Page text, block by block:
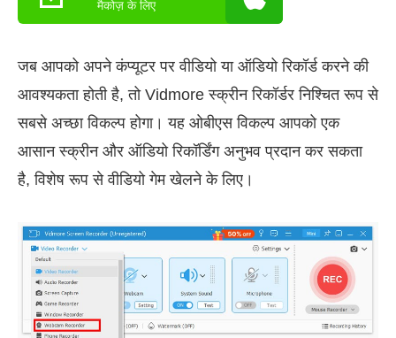
मैकोज़ के लिए
जब आपको अपने कंप्यूटर पर वीडियो या ऑडियो रिकॉर्ड करने की
आवश्यकता होती है, तो Vidmore स्क्रीन रिकॉर्डर निश्चित रूप से
सबसे अच्छा विकल्प होगा। यह ओबीएस विकल्प आपको एक
आसान स्क्रीन और ऑडियो रिकॉर्डिंग अनुभव प्रदान कर सकता
है, विशेष रूप से वीडियो गेम खेलने के लिए।